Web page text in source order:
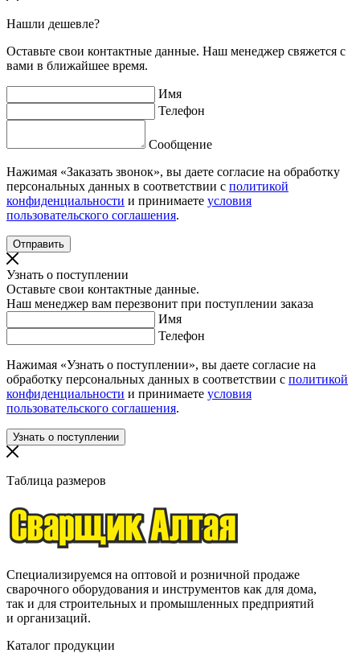
Нашли дешевле?
Оставьте свои контактные данные. Наш менеджер свяжется с
вами в ближайшее время.
Имя
Телефон
Сообщение
Нажимая «Заказать звонок», вы даете согласие на обработку
персональных данных в соответствии с политикой
конфиденциальности и принимаете условия
пользовательского соглашения.
Узнать о поступлении
Оставьте свои контактные данные.
Наш менеджер вам перезвонит при поступлении заказа
Имя
Телефон
Нажимая «Узнать о поступлении», вы даете согласие на
обработку персональных данных в соответствии с политикой
конфиденциальности и принимаете условия
пользовательского соглашения.
Таблица размеров
Специализируемся на оптовой и розничной продаже
сварочного оборудования и инструментов как для дома,
так и для строительных и промышленных предприятий
и организаций.
Каталог продукции